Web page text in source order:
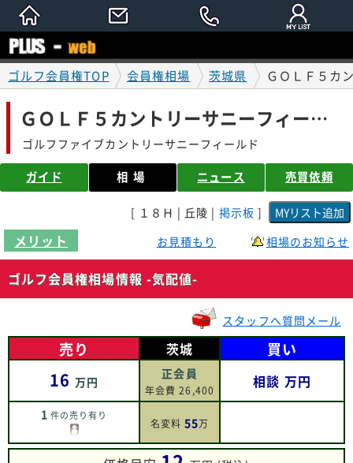
ゴルフ会員権TOP 会員権相場 茨城県 ＧＯＬＦ５カ
ＧＯＬＦ５カントリーサニーフィールド
ゴルフファイブカントリーサニーフィールド
ガイド 相場 ニュース 売買依頼
[ １８Ｈ | 丘陵 | 掲示板 ]
メリット お見積もり 相場のお知らせ
ゴルフ会員権相場情報 -気配値-
スタッフへ質問メール
売り
16万円
1 件の売り有り
茨城
正会員
年会費 26,400
名変料55万
買い
相談 万円